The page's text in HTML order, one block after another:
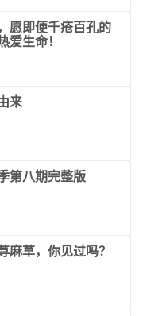
愿即便千疮百孔的
爱生命！
来
第八期完整版
麻草，你见过吗？